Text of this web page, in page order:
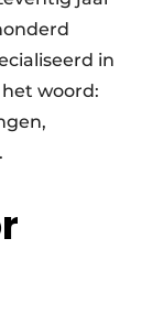
in
woord: